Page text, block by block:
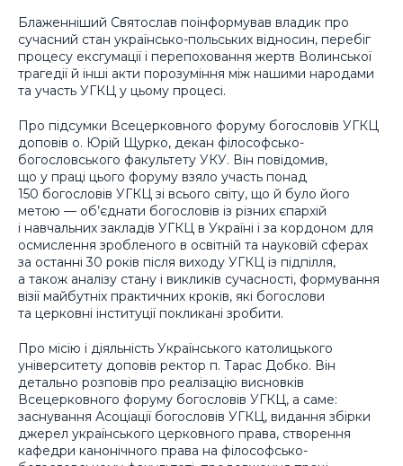
Блаженніший Святослав поінформував владик про
сучасний стан українсько-польських відносин, перебіг
процесу ексгумації і перепоховання жертв Волинської
трагедії й інші акти порозуміння між нашими народами
та участь УГКЦ у цьому процесі.
Про підсумки Всецерковного форуму богословів УГКЦ
доповів о. Юрій Щурко, декан філософсько-
богословського факультету УКУ. Він повідомив,
що у праці цього форуму взяло участь понад
150 богословів УГКЦ зі всього світу, що й було його
метою — об’єднати богословів із різних єпархій
і навчальних закладів УГКЦ в Україні і за кордоном для
осмислення зробленого в освітній та науковій сферах
за останні 30 років після виходу УГКЦ із підпілля,
а також аналізу стану і викликів сучасності, формування
візії майбутніх практичних кроків, які богослови
та церковні інституції покликані зробити.
Про місію і діяльність Українського католицького
університету доповів ректор п. Тарас Добко. Він
детально розповів про реалізацію висновків
Всецерковного форуму богословів УГКЦ, а саме:
заснування Асоціації богословів УГКЦ, видання збірки
джерел українського церковного права, створення
кафедри канонічного права на філософсько-